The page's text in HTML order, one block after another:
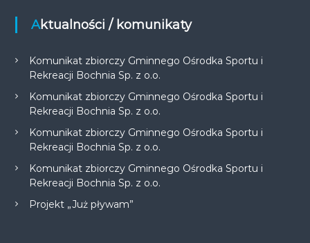
Aktualności / komunikaty
Komunikat zbiorczy Gminnego Ośrodka Sportu i
Rekreacji Bochnia Sp. z o.o.
Komunikat zbiorczy Gminnego Ośrodka Sportu i
Rekreacji Bochnia Sp. z o.o.
Komunikat zbiorczy Gminnego Ośrodka Sportu i
Rekreacji Bochnia Sp. z o.o.
Komunikat zbiorczy Gminnego Ośrodka Sportu i
Rekreacji Bochnia Sp. z o.o.
Projekt „Już pływam”